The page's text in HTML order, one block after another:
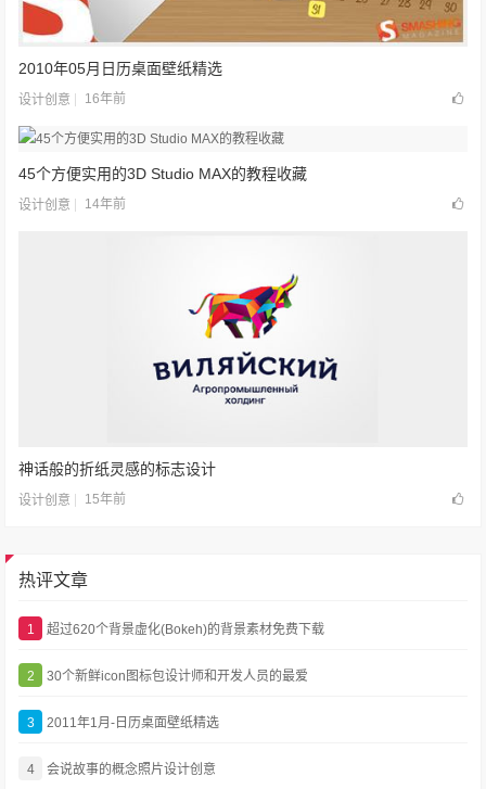
2010年05月日历桌面壁纸精选
设计创意 16年前
45个方便实用的3D Studio MAX的教程收藏
设计创意 14年前
神话般的折纸灵感的标志设计
设计创意 15年前
热评文章
1 超过620个背景虚化(Bokeh)的背景素材免费下载
2 30个新鲜icon图标包设计师和开发人员的最爱
3 2011年1月-日历桌面壁纸精选
4 会说故事的概念照片设计创意